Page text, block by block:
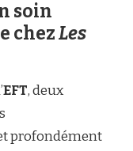
soin
chezLes
EFT, deux
profondément